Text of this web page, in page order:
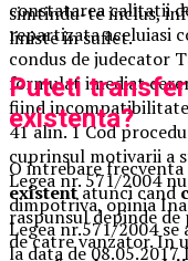
constatarea calitatii
repartizata aceluiasi
condus de judecator
formulat imediat
fiind
41 alin. 1 Cod
cuprinsul motivarii a
Legea nr. 571/2004
dimpotriva, opinia
Legea nr.571/2004
la data de 08.05.2017
simtindu-te inclus,
liniste in suflet.
Puteti
existenta?
O intrebare
existentatunci cand
raspunsul depinde
de catre vanzator. In